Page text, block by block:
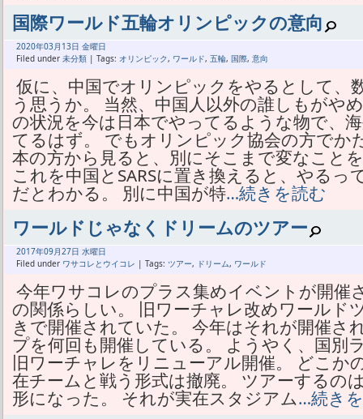
国際ワールド五輪オリンピックの意向
2020年03月 13日 金曜日
Filed under 未分類 | Tags: オリンピック, ワールド, 五輪, 国際, 意向
仮に、中国でオリンピックをやるとして、
う思うか。 当然、中国人以外の誰しもがや
の状況を今は日本でやってるような物で、
てるはず。 でもオリンピック協会の方でか
本の方から見ると、別にそこまで変なこと
これを中国とSARSに置き換えると、やる
だとわかる。 別に中国が特…続きを読む
ワールドじゃなくドリームのツアー
2017年09月27日 水曜日
Filed under ワサコレとウイコレ | Tags: ツアー, ドリーム, ワールド
今年ワサコレのプラス集めイベントが開催
の関係らしい。 旧ワーチャレ改めワールド
きで開催されていた。 今年はそれが開催さ
プを何回も開催している。 ようやく、国別
旧ワーチャレをリニューアル開催。 どこか
在チームと戦う形式は撤廃。 ツアーするの
形になった。 それが実在スタジアム…続き